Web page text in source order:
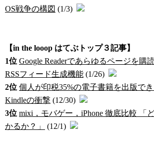
OS戦争の構図 (1/3)
【in the looop はてぶトップ３記事】
1位 Google Readerであらゆるページを購
RSSフィード生成機能 (1/26)
2位 個人が印税35%の電子書籍を出版で
Kindleの衝撃 (12/30)
3位 mixi，モバゲー，iPhone 徹底比較 「
かるか？」
(12/1)